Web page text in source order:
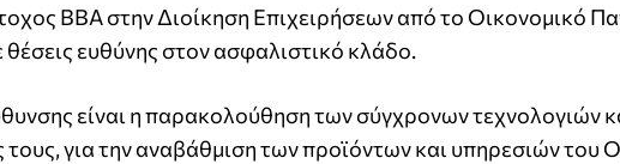
BBA στην Διοίκηση Επιχειρήσεων από το Οικονομικό
ευθύνης στον ασφαλιστικό κλάδο.
είναι η παρακολούθηση των σύγχρονων τεχνολογιών
για την αναβάθμιση των προϊόντων και υπηρεσιών του